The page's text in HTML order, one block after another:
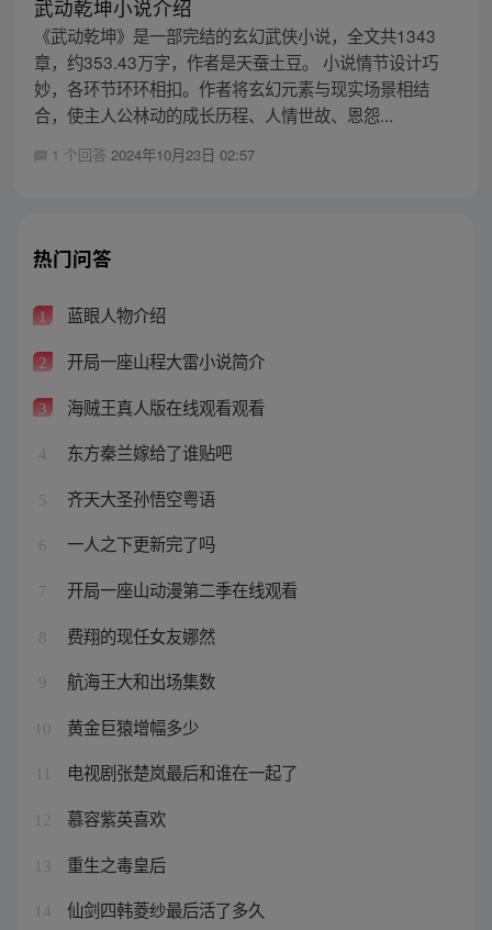
武动乾坤小说介绍
《武动乾坤》是一部完结的玄幻武侠小说，全文共1343
章，约353.43万字，作者是天蚕土豆。 小说情节设计巧
妙，各环节环环相扣。作者将玄幻元素与现实场景相结
合，使主人公林动的成长历程、人情世故、恩怨...
1 个回答 2024年10月23日 02:57
热门问答
1 蓝眼人物介绍
2 开局一座山程大雷小说简介
3 海贼王真人版在线观看观看
4 东方秦兰嫁给了谁贴吧
5 齐天大圣孙悟空粤语
6 一人之下更新完了吗
7 开局一座山动漫第二季在线观看
8 费翔的现任女友娜然
9 航海王大和出场集数
10 黄金巨猿增幅多少
电视剧张楚岚最后和谁在一起了
12 慕容紫英喜欢
13 重生之毒皇后
14 仙剑四韩菱纱最后活了多久